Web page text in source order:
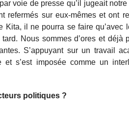
voie de presse qu’il jugeait
sur eux-mêmes et ont
Kita, il ne pourra se faire qu’avec
Nous sommes d’ores et déjà
S’appuyant sur un travail
et s’est imposée comme un
politiques ?